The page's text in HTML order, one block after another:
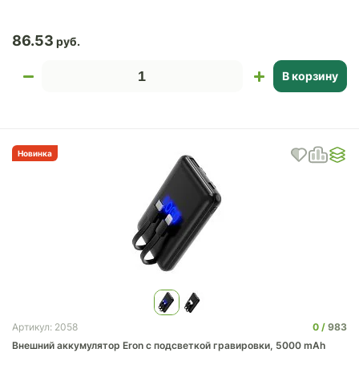
86.53
В корзину
Новинка
Артикул: 2058 0
983
Внешний аккумулятор Eron с подсветкой гравировки, 5000 mAh